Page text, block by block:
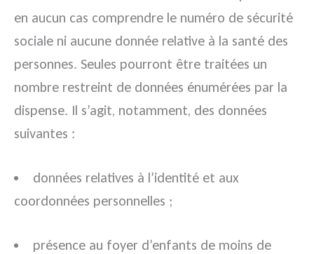
en aucun cas comprendre le numéro de sécurité
sociale ni aucune donnée relative à la santé des
personnes. Seules pourront être traitées un
nombre restreint de données énumérées par la
dispense. Il s’agit, notamment, des données
suivantes :
données relatives à l’identité et aux
coordonnées personnelles ;
présence au foyer d’enfants de moins de